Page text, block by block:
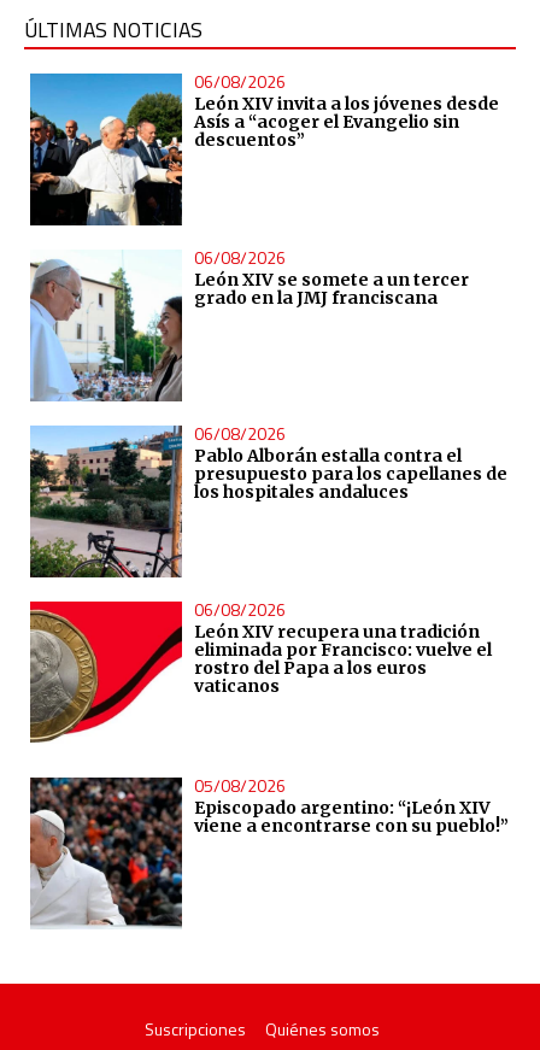
ÚLTIMAS NOTICIAS
06/08/2026
León XIV invita a los jóvenes desde
Asís a “acoger el Evangelio sin
descuentos”
06/08/2026
León XIV se somete a un tercer
grado en la JMJ franciscana
06/08/2026
Pablo Alborán estalla contra el
presupuesto para los capellanes de
los hospitales andaluces
06/08/2026
León XIV recupera una tradición
eliminada por Francisco: vuelve el
rostro del Papa a los euros
vaticanos
05/08/2026
Episcopado argentino: “¡León XIV
viene a encontrarse con su pueblo!”
Suscripciones Quiénes somos